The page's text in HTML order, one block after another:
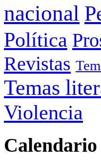
nacional
Política
Revistas
Temas
Violencia